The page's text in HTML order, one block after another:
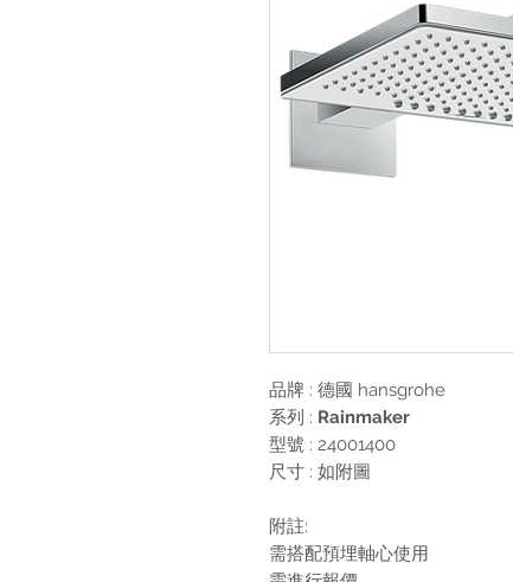
品牌 : 德國 hansgrohe
系列 : Rainmaker
型號 : 24001400
尺寸 : 如附圖
附註:
需搭配預埋軸心使用